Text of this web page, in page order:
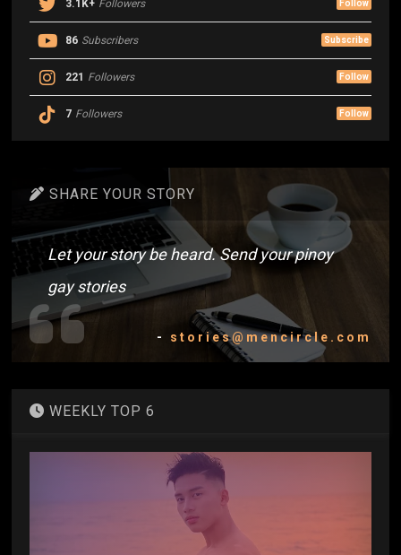
3.1K+ Followers Follow
86 Subscribers Subscribe
221 Followers Follow
7 Followers Follow
SHARE YOUR STORY
Let your story be heard. Send your pinoy
gay stories
- stories@mencircle.com
WEEKLY TOP 6